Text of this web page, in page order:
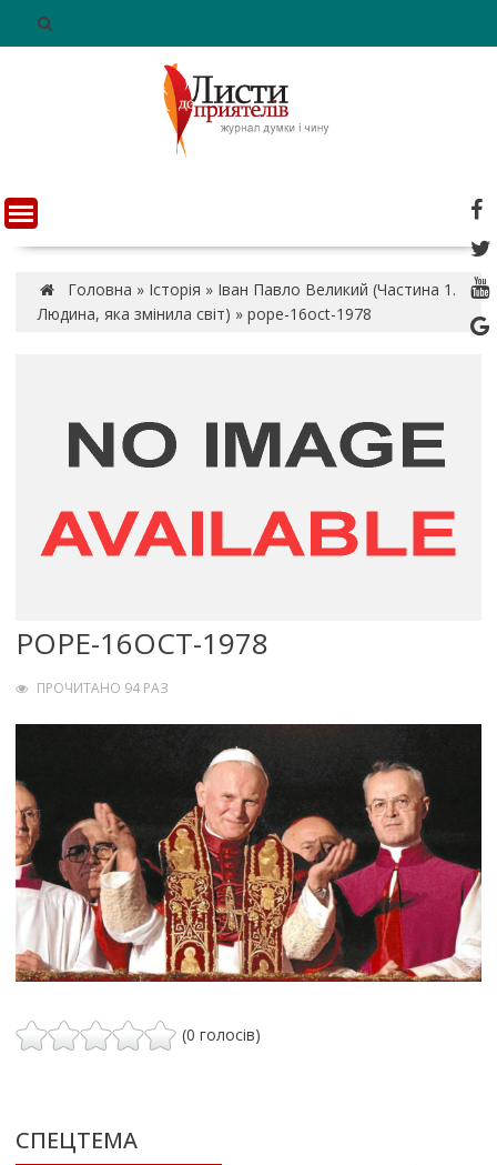
n
t
Головна » Історія » Іван Павло Великий (Частина 1.
Людина, яка змінила світ) » pope-16oct-1978
POPE-16OCT-1978
ПРОЧИТАНО 94 РАЗ
(0 голосів)
СПЕЦТЕМА